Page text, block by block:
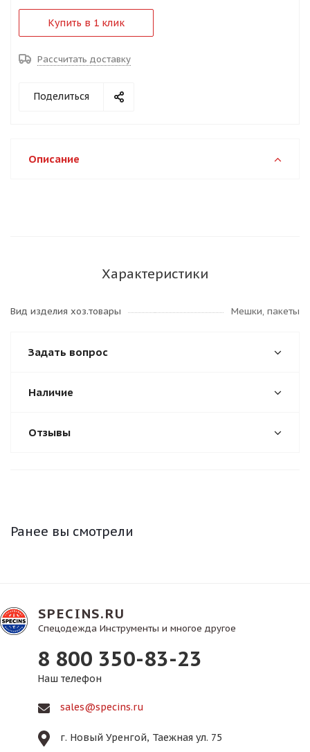
Купить в 1 клик
Рассчитать доставку
Поделиться
Описание
Характеристики
Вид изделия хоз.товары Мешки, пакеты
Задать вопрос
Наличие
Отзывы
Ранее вы смотрели
SPECINS.RU
Спецодежда Инструменты и многое другое
8 800 350-83-23
Наш телефон
sales@specins.ru
г. Новый Уренгой, Таежная ул. 75